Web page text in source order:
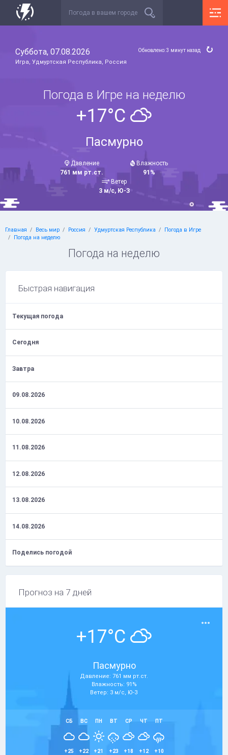
Суббота, 07.08.2026
Игра, Удмуртская Республика, Россия
Обновлено: 3 минут назад
Погода в Игре на неделю
+17°C
Пасмурно
Давление
761 мм рт.ст.
Влажность
91%
Ветер
3 м/с, Ю-З
Главная Весь мир Россия Удмуртская Республика
Погода в Игре
Погода на неделю
Погода на неделю
Быстрая навигация
Текущая погода
Сегодня
Завтра
09.08.2026
10.08.2026
11.08.2026
12.08.2026
13.08.2026
14.08.2026
Поделись погодой
Прогноз на 7 дней
+17°C
Пасмурно
Давление: 761 мм рт.ст.
Влажность: 91%
Ветер: 3 м/с, Ю-З
СБ
+25
ВС
+22
ПН
+21
ВТ
+23
СР
+18
ЧТ
+12
ПТ
+10